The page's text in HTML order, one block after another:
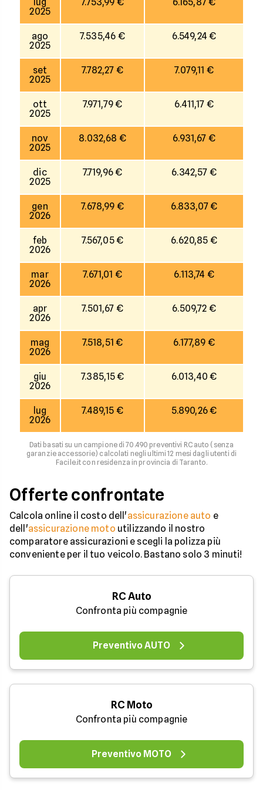
2025
ago
2025
7.535,46 € 6.549,24 €
set
2025
7.782,27 € 7.079,11 €
ott
2025
7.971,79 € 6.411,17 €
nov
2025
8.032,68 € 6.931,67 €
dic
2025
7.719,96 € 6.342,57 €
gen
2026
7.678,99 € 6.833,07 €
feb
2026
7.567,05 € 6.620,85 €
mar
2026
7.671,01 € 6.113,74 €
apr
2026
7.501,67 € 6.509,72 €
mag
2026
7.518,51 € 6.177,89 €
giu
2026
7.385,15 € 6.013,40 €
lug
2026
7.489,15 € 5.890,26 €
Dati basati su un campione di 70.490 preventivi RC auto (senza
garanzie accessorie) calcolati negli ultimi 12 mesi dagli utenti di
Facile.it con residenza in provincia di Taranto.
Offerte confrontate
Calcola online il costo dell'assicurazione auto e
dell'assicurazione moto utilizzando il nostro
comparatore assicurazioni e scegli la polizza più
conveniente per il tuo veicolo. Bastano solo 3 minuti!
RC Auto
Confronta più compagnie
Preventivo AUTO
RC Moto
Confronta più compagnie
Preventivo MOTO